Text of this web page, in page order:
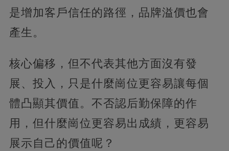
是增加客戶信任的路徑，品牌溢價也會
產生。
核心偏移，但不代表其他方面沒有發
展、投入，只是什麼崗位更容易讓每個
體凸顯其價值。不否認后勤保障的作
用，但什麼崗位更容易出成績，更容易
展示自己的價值呢？